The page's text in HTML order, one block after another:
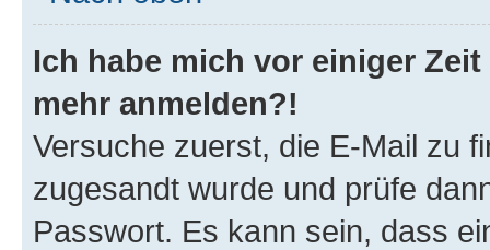
Ich habe mich vor einiger
mehr anmelden?!
Versuche zuerst, die E-Mail zu
zugesandt wurde und prüfe
Passwort. Es kann sein, dass